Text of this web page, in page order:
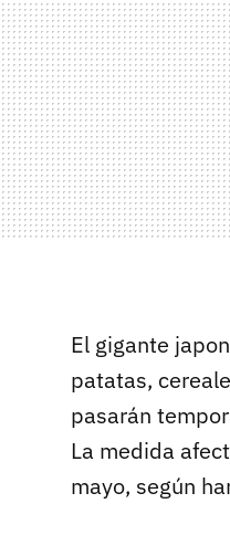
El gigante
patatas,
pasarán
La medida
mayo, según